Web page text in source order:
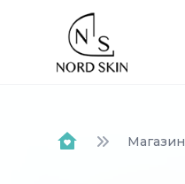
Nordskin
Магазин